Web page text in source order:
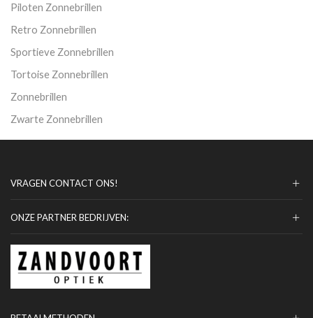
Piloten Zonnebrillen
Retro Zonnebrillen
Sportieve Zonnebrillen
Tortoise Zonnebrillen
Zonnebrillen
Zwarte Zonnebrillen
VRAGEN CONTACT ONS!
ONZE PARTNER BEDRIJVEN: